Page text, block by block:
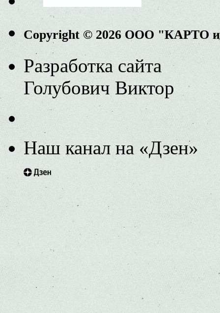
Copyright © 2026 ООО "КАРТО
Разработка сайта
Голубович Виктор
Наш канал на «Дзен»